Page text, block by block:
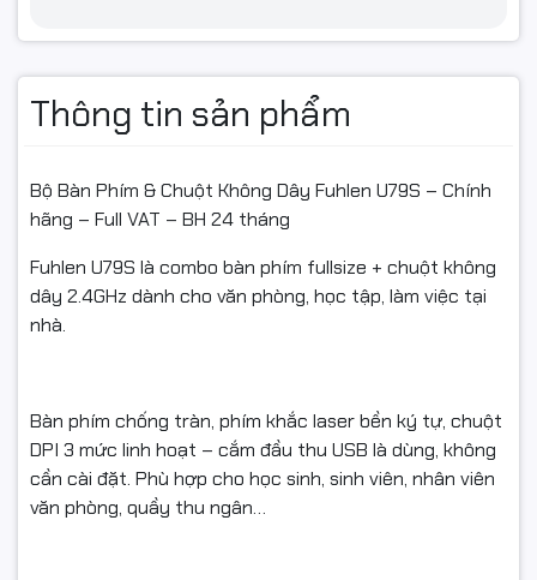
Thông tin sản phẩm
Bộ Bàn Phím & Chuột Không Dây Fuhlen U79S – Chính
hãng – Full VAT – BH 24 tháng
Fuhlen U79S là combo bàn phím fullsize + chuột không
dây 2.4GHz dành cho văn phòng, học tập, làm việc tại
nhà.
Bàn phím chống tràn, phím khắc laser bền ký tự, chuột
DPI 3 mức linh hoạt – cắm đầu thu USB là dùng, không
cần cài đặt. Phù hợp cho học sinh, sinh viên, nhân viên
văn phòng, quầy thu ngân…
📌 Thông số kỹ thuật chi tiết
Layout: Fullsize 104 phím, thiết kế chống tràn
Độ bền phím: Khoảng 10 triệu lần nhấn
Chuột